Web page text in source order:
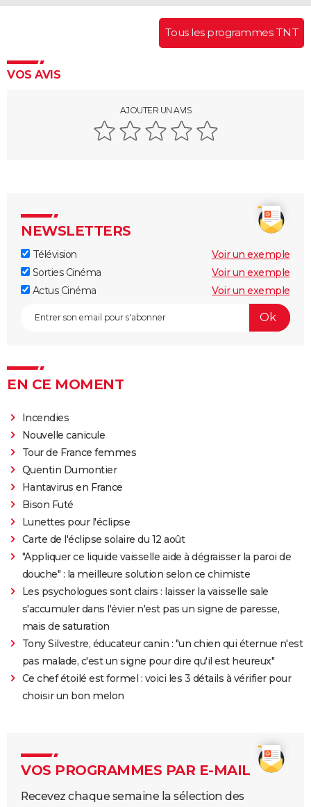
Tous les programmes TNT
VOS AVIS
AJOUTER UN AVIS
NEWSLETTERS
Télévision
Voir un exemple
Sorties Cinéma
Voir un exemple
Actus Cinéma
Voir un exemple
EN CE MOMENT
Incendies
Nouvelle canicule
Tour de France femmes
Quentin Dumontier
Hantavirus en France
Bison Futé
Lunettes pour l'éclipse
Carte de l'éclipse solaire du 12 août
"Appliquer ce liquide vaisselle aide à dégraisser la paroi de
douche" : la meilleure solution selon ce chimiste
Les psychologues sont clairs : laisser la vaisselle sale
s'accumuler dans l'évier n'est pas un signe de paresse,
mais de saturation
Tony Silvestre, éducateur canin : "un chien qui éternue n'est
pas malade, c'est un signe pour dire qu'il est heureux"
Ce chef étoilé est formel : voici les 3 détails à vérifier pour
choisir un bon melon
VOS PROGRAMMES PAR E-MAIL
Recevez chaque semaine la sélection des